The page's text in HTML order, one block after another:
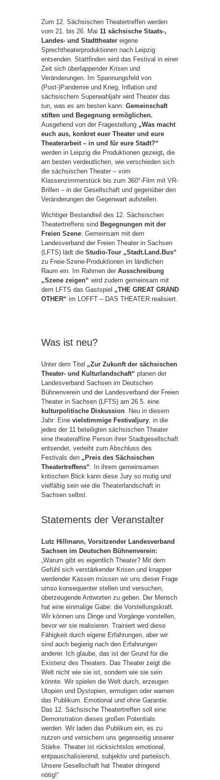
Zum 12. Sächsischen Theatertreffen werden
vom 21. bis 26. Mai 11 sächsische Staats-,
Landes- und Stadttheater eigene
Sprechtheaterproduktionen nach Leipzig
entsenden. Stattfinden wird das Festival in einer
Zeit sich überlappender Krisen und
Veränderungen. Im Spannungsfeld von
(Post-)Pandemie und Krieg, Inflation und
sächsischem Superwahljahr wird Theater das
tun, was es am besten kann: Gemeinschaft
stiften und Begegnung ermöglichen.
Ausgehend von der Fragestellung „Was macht
euch aus, konkret euer Theater und eure
Theaterarbeit – in und für eure Stadt?“
werden in Leipzig die Produktionen gezeigt, die
am besten verdeutlichen, wie verschieden sich
die sächsischen Theater – vom
Klassenzimmerstück bis zum 360°-Film mit VR-
Brillen – in der Gesellschaft und gegenüber den
Veränderungen der Gegenwart aufstellen.
Wichtiger Bestandteil des 12. Sächsischen
Theatertreffens sind Begegnungen mit der
Freien Szene: Gemeinsam mit dem
Landesverband der Freien Theater in Sachsen
(LFTS) lädt die Studio-Tour „Stadt.Land.Bus“
zu Freie-Szene-Produktionen im ländlichen
Raum ein. Im Rahmen der Ausschreibung
„Szene zeigen“ wird zudem gemeinsam mit
dem LFTS das Gastspiel „THE GREAT GRAND
OTHER“ im LOFFT – DAS THEATER realisiert.
Was ist neu?
Unter dem Titel „Zur Zukunft der sächsischen
Theater- und Kulturlandschaft“ planen der
Landesverband Sachsen im Deutschen
Bühnenverein und der Landesverband der Freien
Theater in Sachsen (LFTS) am 26.5. eine
kulturpolitische Diskussion . Neu in diesem
Jahr: Eine vielstimmige Festivaljury , in die
jedes der 11 beteiligten sächsischen Theater
eine theateraffine Person ihrer Stadtgesellschaft
entsendet, verleiht zum Abschluss des
Festivals den „Preis des Sächsischen
Theatertreffens“ . In ihrem gemeinsamen
kritischen Blick kann diese Jury so mutig und
vielfältig sein wie die Theaterlandschaft in
Sachsen selbst.
Statements der Veranstalter
Lutz Hillmann, Vorsitzender Landesverband
Sachsen im Deutschen Bühnenverein:
„Warum gibt es eigentlich Theater? Mit dem
Gefühl sich verstärkender Krisen und knapper
werdender Kassen müssen wir uns dieser Frage
umso konsequenter stellen und versuchen,
überzeugende Antworten zu geben. Der Mensch
hat eine einmalige Gabe: die Vorstellungskraft.
Wir können uns Dinge und Vorgänge vorstellen,
bevor wir sie realisieren. Trainiert wird diese
Fähigkeit durch eigene Erfahrungen, aber wir
sind auch begierig nach den Erfahrungen
anderer. Ich glaube, das ist der Grund für die
Existenz des Theaters. Das Theater zeigt die
Welt nicht wie sie ist, sondern wie sie sein
könnte. Wir spielen die Welt durch, erzeugen
Utopien und Dystopien, ermutigen oder warnen
das Publikum. Emotional und ohne Garantie.
Das 12. Sächsische Theatertreffen soll eine
Demonstration dieses großen Potentials
werden. Wir laden das Publikum ein, es zu
nutzen und versichern uns gegenseitig unserer
Stärke. Theater ist rücksichtslos emotional,
entpauschalisierend, subjektiv und parteiisch.
Unsere Gesellschaft hat Theater dringend
nötig!“